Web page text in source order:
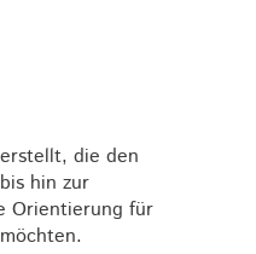
die den
hin zur
Orientierung für